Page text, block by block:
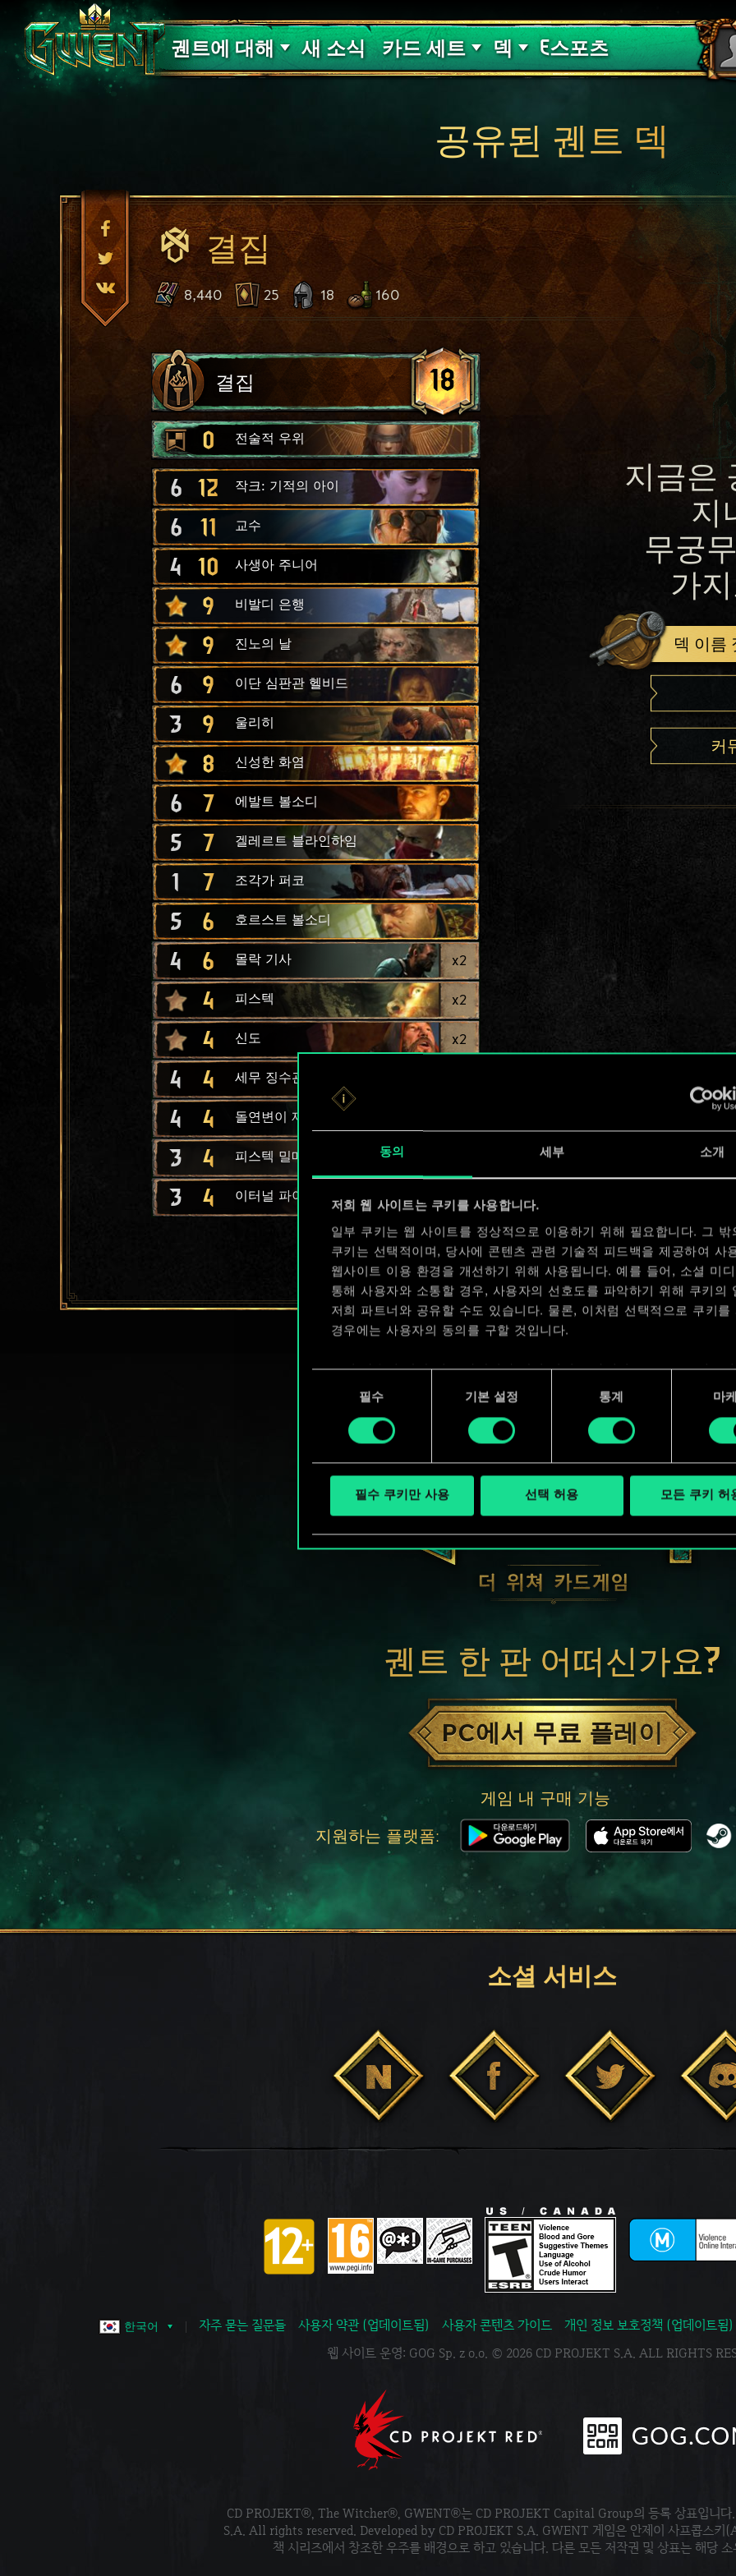
동의 세부 소개
저희 웹 사이트는 쿠키를 사용합니다.
일부 쿠키는 웹 사이트를 정상적으로 이용하기 위해 필요합니다. 그 밖
쿠키는 선택적이며, 당사에 콘텐츠 관련 기술적 피드백을 제공하여 사
웹사이트 이용 환경을 개선하기 위해 사용됩니다. 예를 들어, 소셜 미
통해 사용자와 소통할 경우, 사용자의 선호도를 파악하기 위해 쿠키의
저희 파트너와 공유할 수도 있습니다. 물론, 이처럼 선택적으로 쿠키를
경우에는 사용자의 동의를 구할 것입니다.
쿠키 사용에 관한 세부 사항이나 관련 설정은 아래의 "Settings" 메뉴에
확인할 수 있습니다.
필수 기본 설정 통계 마
필수 쿠키만 사용 선택 허용 모든 쿠키 허
궨트에 대해
고객 지원
새 소식 카드 세트
핏빛 저주
덱
덱 가이드
E스포츠
공유된 궨트 덱
결집
8,440 25 18 160
결집 18
0 전술적 우위
6 12 작크: 기적의 아이
6 11 교수
4 10 사생아 주니어
9 비발디 은행
9 진노의 날
6 9 이단 심판관 헬비드
3 9 울리히
8 신성한 화염
6 7 에발트 볼소디
5 7 겔레르트 블라인하임
1 7 조각가 퍼코
5 6 호르스트 볼소디
4 6 몰락 기사 x2
4 피스텍 x2
4 신도 x2
4 4 세무 징수관
4 4 돌연변이 제작자
3 4 피스텍 밀매상
3 4 이터널 파이어 신봉자 x2
지금은
지
무궁
가
덱 이름
커
궨트 한 판 어떠신가요?
PC에서 무료 플레이
게임 내 구매 기능
지원하는 플랫폼:
소셜 서비스
한국어 자주 묻는 질문들 사용자 약관 (업데이트됨) 사용자 콘텐츠 가이드
개인 정보 보호정책 (업데이트됨)
웹 사이트 운영: GOG Sp. z o.o. © 2026 CD PROJEKT S.A. ALL RIGHTS
CD PROJEKT®, The Witcher®, GWENT®는 CD PROJEKT Capital Group의 등록 상표입니
S.A. All rights reserved. Developed by CD PROJEKT S.A. GWENT 게임은 안제이 사프콥스키
책 시리즈에서 창조한 우주를 배경으로 하고 있습니다. 다른 모든 저작권 및 상표는 해당